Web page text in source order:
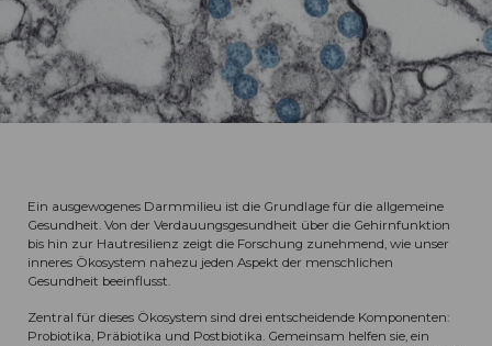
Ein ausgewogenes Darmmilieu ist die Grundlage für die allgemeine
Gesundheit. Von der Verdauungsgesundheit über die Gehirnfunktion
bis hin zur Hautresilienz zeigt die Forschung zunehmend, wie unser
inneres Ökosystem nahezu jeden Aspekt der menschlichen
Gesundheit beeinflusst.
Zentral für dieses Ökosystem sind drei entscheidende Komponenten:
Probiotika, Präbiotika und Postbiotika. Gemeinsam helfen sie, ein